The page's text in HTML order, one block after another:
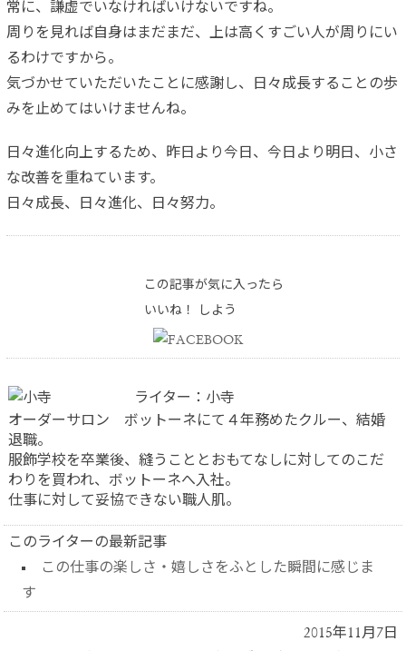
常に、謙虚でいなければいけないですね。
周りを見れば自身はまだまだ、上は高くすごい人が周りにい
るわけですから。
気づかせていただいたことに感謝し、日々成長することの歩
みを止めてはいけませんね。
日々進化向上するため、昨日より今日、今日より明日、小さ
な改善を重ねています。
日々成長、日々進化、日々努力。
この記事が気に入ったら
いいね！ しよう
ライター：小寺
オーダーサロン ボットーネにて４年務めたクルー、結婚
退職。
服飾学校を卒業後、縫うこととおもてなしに対してのこだ
わりを買われ、ボットーネへ入社。
仕事に対して妥協できない職人肌。
このライターの最新記事
この仕事の楽しさ・嬉しさをふとした瞬間に感じま
す
2015年11月7日